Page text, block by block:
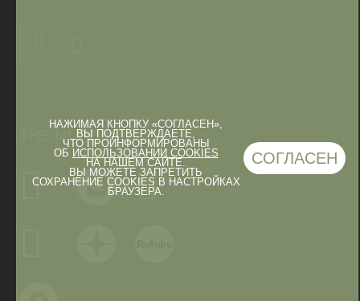
НАЖИМАЯ КНОПКУ «СОГЛАСЕН»,
ВЫ ПОДТВЕРЖДАЕТЕ,
ЧТО ПРОИНФОРМИРОВАНЫ
ОБ ИСПОЛЬЗОВАНИИ COOKIES
НА НАШЕМ САЙТЕ.
ВЫ МОЖЕТЕ ЗАПРЕТИТЬ
СОХРАНЕНИЕ COOKIES В НАСТРОЙКАХ
БРАУЗЕРА.
СОГЛАСЕН
THE MUSEUM IN